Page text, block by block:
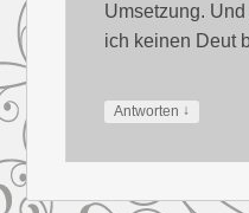
Umsetzung.
ich keinen Deut
Antworten ↓